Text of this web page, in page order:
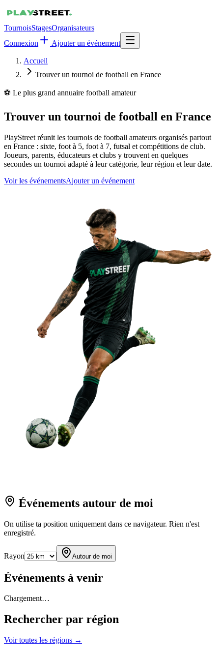
TournoisStagesOrganisateurs
Connexion
Ajouter un événement
Accueil
Trouver un tournoi de football en France
⚽ Le plus grand annuaire football amateur
Trouver un tournoi de football en France
PlayStreet réunit les tournois de football amateurs organisés partout
en France : sixte, foot à 5, foot à 7, futsal et compétitions de club.
Joueurs, parents, éducateurs et clubs y trouvent en quelques
secondes un tournoi adapté à leur catégorie, leur région et leur date.
Voir les événementsAjouter un événement
Événements autour de moi
On utilise ta position uniquement dans ce navigateur. Rien n'est
enregistré.
Rayon Autour de moi
Événements à venir
Chargement…
Rechercher par région
Voir toutes les régions →